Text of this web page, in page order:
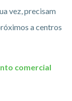
vez, precisam
a centros
comercial